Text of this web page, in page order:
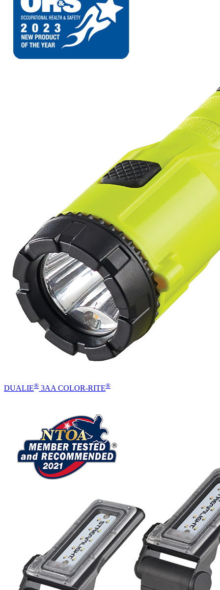
DUALIE® 3AA COLOR-RITE®